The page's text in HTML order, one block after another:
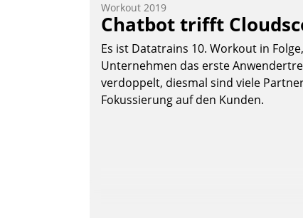
Workout 2019
Chatbot trifft
Es ist Datatrains 10. Workout in
Unternehmen das erste
verdoppelt, diesmal sind viele
Fokussierung auf den Kunden.